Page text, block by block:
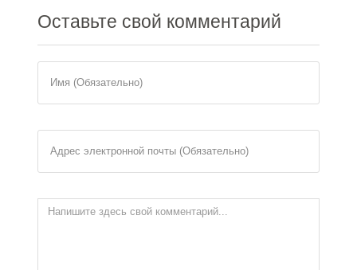
Оставьте свой комментарий
Имя (Обязательно)
Адрес электронной почты (Обязательно)